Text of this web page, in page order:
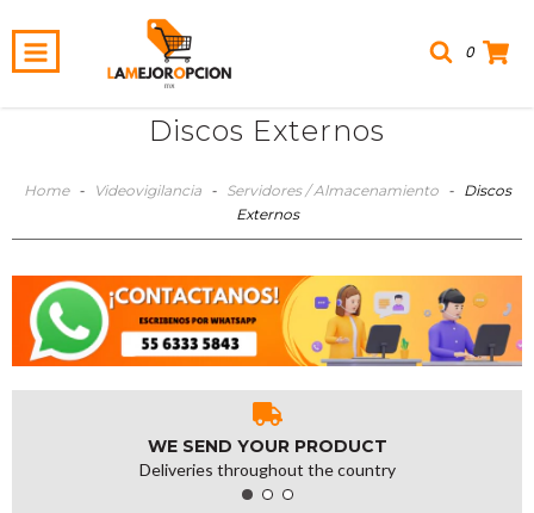
0
Discos Externos
Home - Videovigilancia - Servidores / Almacenamiento -
Discos
Externos
WE SEND YOUR PRODUCT
Deliveries throughout the country